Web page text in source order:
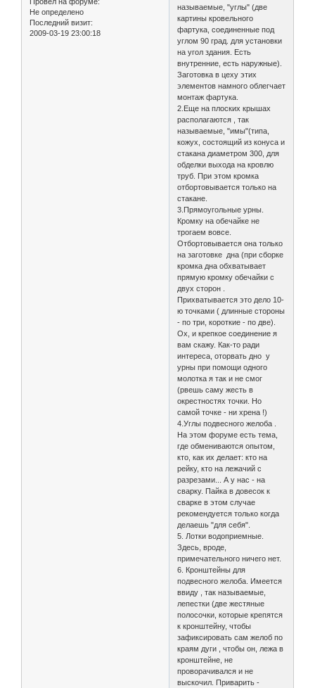
Не определено
Последний визит:
2009-03-19 23:00:18
называемые, "углы" (две
картины кровельного
фартука, соединенные под
углом 90 град. для установки
на угол здания. Есть
внутренние, есть наружные).
Заготовка в цеху этих
элементов намного облегчает
монтаж фартука.
2.Еще на плоских крышах
располагаются , так
называемые, "имы"(типа,
кожух, состоящий из конуса и
стакана диаметром 300, для
обделки выхода на кровлю
труб. При этом кромка
отбортовывается только на
стакане.
3.Прямоугольные урны.
Кромку на обечайке не
трогаем вовсе.
Отбортовывается она только
на заготовке дна (при сборке
кромка дна обхватывает
прямую кромку обечайки c
двух сторон .
Прихватывается это дело 10-
ю точками ( длинные стороны
- по три, короткие - по две).
Ох, и крепкое соединение я
вам скажу. Как-то ради
интереса, оторвать дно у
урны при помощи одного
молотка я так и не смог
(рвешь саму жесть в
окрестностях точки. Но
самой точке - ни хрена !)
4.Углы подвесного желоба .
На этом форуме есть тема,
где обмениваются опытом,
кто, как их делает: кто на
рейку, кто на лежачий с
разрезами... А у нас - на
сварку. Пайка в довесок к
сварке в этом случае
рекомендуется только когда
делаешь "для себя".
5. Лотки водоприемные.
Здесь, вроде,
примечательного ничего нет.
6. Кронштейны для
подвесного желоба. Имеется
ввиду , так называемые,
лепестки (две жестяные
полосочки, которые крепятся
к кронштейну, чтобы
зафиксировать сам желоб по
краям дуги , чтобы он, лежа в
кронштейне, не
проворачивался и не
выскочил. Приварить -